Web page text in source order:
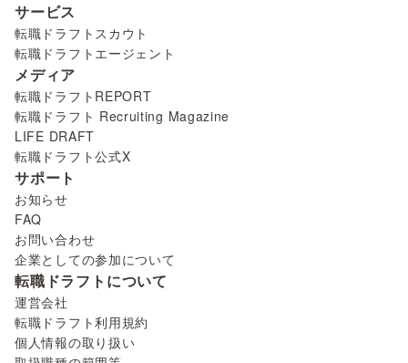
サービス
転職ドラフトスカウト
転職ドラフトエージェント
メディア
転職ドラフトREPORT
転職ドラフト Recruiting Magazine
LIFE DRAFT
転職ドラフト公式X
サポート
お知らせ
FAQ
お問い合わせ
企業としての参加について
転職ドラフトについて
運営会社
転職ドラフト利用規約
個人情報の取り扱い